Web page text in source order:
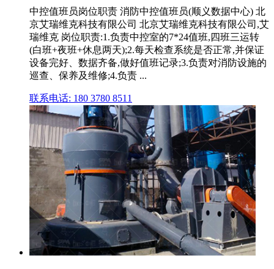
中控值班员岗位职责 消防中控值班员(顺义数据中心) 北
京艾瑞维克科技有限公司 北京艾瑞维克科技有限公司,艾
瑞维克 岗位职责:1.负责中控室的7*24值班,四班三运转
(白班+夜班+休息两天);2.每天检查系统是否正常,并保证
设备完好、数据齐备,做好值班记录;3.负责对消防设施的
巡查、保养及维修;4.负责 ...
联系电话: 180 3780 8511